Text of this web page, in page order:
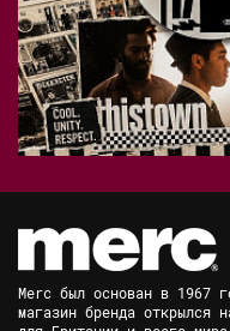
Merc был основан в 1967
магазин бренда открылся